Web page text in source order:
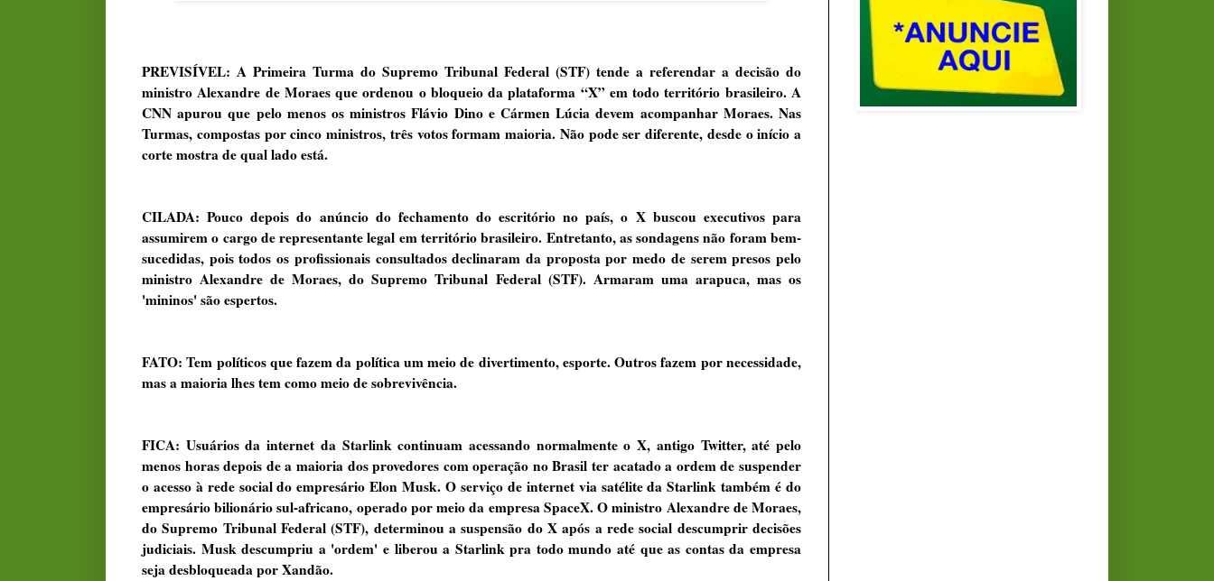
PREVISÍVEL: A Primeira Turma do Supremo Tribunal Federal (STF) tende a referendar a decisão do
ministro Alexandre de Moraes que ordenou o bloqueio da plataforma “X” em todo território brasileiro. A
CNN apurou que pelo menos os ministros Flávio Dino e Cármen Lúcia devem acompanhar Moraes. Nas
Turmas, compostas por cinco ministros, três votos formam maioria. Não pode ser diferente, desde o início a
corte mostra de qual lado está.
CILADA: Pouco depois do anúncio do fechamento do escritório no país, o X buscou executivos para
assumirem o cargo de representante legal em território brasileiro. Entretanto, as sondagens não foram bem-
sucedidas, pois todos os profissionais consultados declinaram da proposta por medo de serem presos pelo
ministro Alexandre de Moraes, do Supremo Tribunal Federal (STF). Armaram uma arapuca, mas os
'mininos' são espertos.
FATO: Tem políticos que fazem da política um meio de divertimento, esporte. Outros fazem por necessidade,
mas a maioria lhes tem como meio de sobrevivência.
FICA: Usuários da internet da Starlink continuam acessando normalmente o X, antigo Twitter, até pelo
menos horas depois de a maioria dos provedores com operação no Brasil ter acatado a ordem de suspender
o acesso à rede social do empresário Elon Musk. O serviço de internet via satélite da Starlink também é do
empresário bilionário sul-africano, operado por meio da empresa SpaceX. O ministro Alexandre de Moraes,
do Supremo Tribunal Federal (STF), determinou a suspensão do X após a rede social descumprir decisões
judiciais. Musk descumpriu a 'ordem' e liberou a Starlink pra todo mundo até que as contas da empresa
seja desbloqueada por Xandão.